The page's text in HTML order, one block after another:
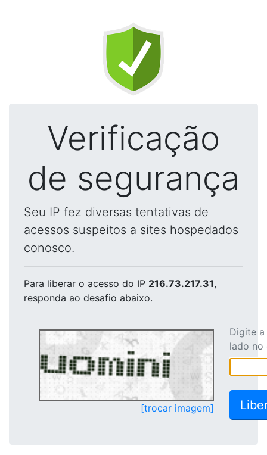
Verificação
de segurança
Seu IP fez diversas tentativas de
acessos suspeitos a sites hospedados
conosco.
Para liberar o acesso do IP 216.73.217.31,
responda ao desafio abaixo.
[trocar imagem]
Digite
lado no